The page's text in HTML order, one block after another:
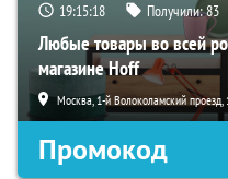
19:15:17 Получили:83
Любые товары во всей
магазине Hoff
Москва, 1-й Волоколамский проезд,
Промокод